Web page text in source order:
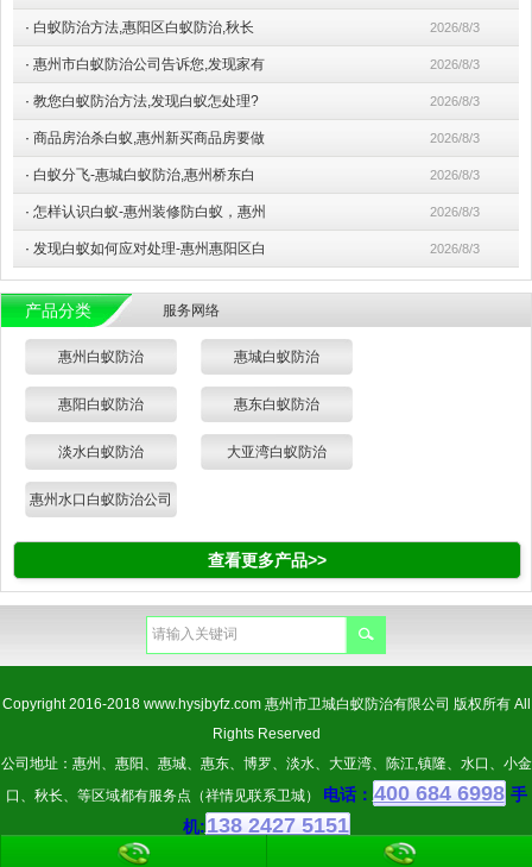
· 白蚁防治方法,惠阳区白蚁防治,秋长 2026/8/3
· 惠州市白蚁防治公司告诉您,发现家有 2026/8/3
· 教您白蚁防治方法,发现白蚁怎处理? 2026/8/3
· 商品房治杀白蚁,惠州新买商品房要做 2026/8/3
· 白蚁分飞-惠城白蚁防治,惠州桥东白 2026/8/3
· 怎样认识白蚁-惠州装修防白蚁，惠州 2026/8/3
· 发现白蚁如何应对处理-惠州惠阳区白 2026/8/3
产品分类 服务网络
惠州白蚁防治 惠城白蚁防治
惠阳白蚁防治 惠东白蚁防治
淡水白蚁防治 大亚湾白蚁防治
惠州水口白蚁防治公司
查看更多产品>>
Copyright 2016-2018 www.hysjbyfz.com惠州市卫城白蚁防治有限公司 版权所有 All
Rights Reserved
公司地址：惠州、惠阳、惠城、惠东、博罗、淡水、大亚湾、陈江,镇隆、水口、小金
口、秋长、等区域都有服务点（祥情见联系卫城）
电话： 400 684 6998 手
机:138 2427 5151